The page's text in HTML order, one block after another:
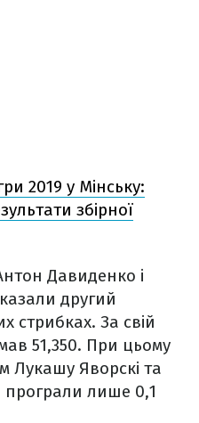
2019 у Мінську:
збірної
Давиденко і
другий
стрибках. За свій
51,350. При цьому
Лукашу Яворскі та
програли лише 0,1